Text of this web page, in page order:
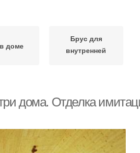
доме
Брус для
внутренней
дома. Отделка